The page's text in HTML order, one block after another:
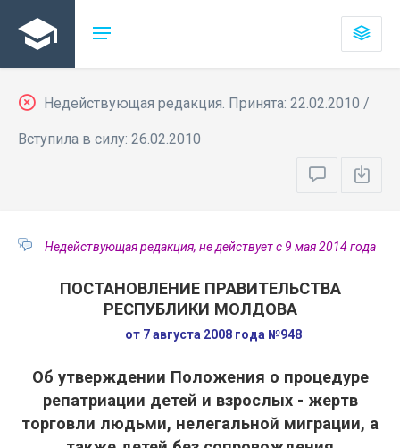
Недействующая редакция. Принята: 22.02.2010 /
Вступила в силу: 26.02.2010
Недействующая редакция, не действует с 9 мая 2014 года
ПОСТАНОВЛЕНИЕ ПРАВИТЕЛЬСТВА
РЕСПУБЛИКИ МОЛДОВА
от 7 августа 2008 года №948
Об утверждении Положения о процедуре
репатриации детей и взрослых - жертв
торговли людьми, нелегальной миграции, а